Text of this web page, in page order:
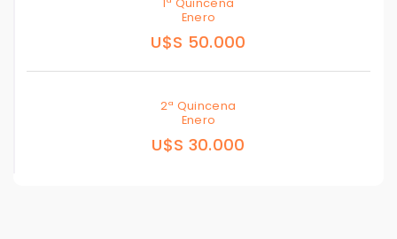
Enero
U$S 50.000
2ª Quincena
Enero
U$S 30.000